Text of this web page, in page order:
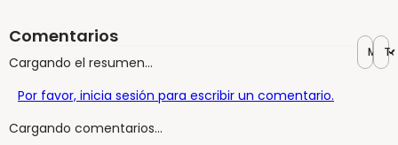
Comentarios
Cargando el resumen…
Por favor, inicia sesión para escribir un comentario.
Más
Cargando comentarios…